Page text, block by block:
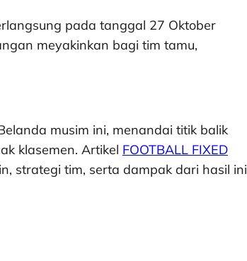
pada tanggal 27 Oktober
meyakinkan bagi tim tamu,
musim ini, menandai titik balik
klasemen. Artikel FOOTBALL FIXED
strategi tim, serta dampak dari hasil ini